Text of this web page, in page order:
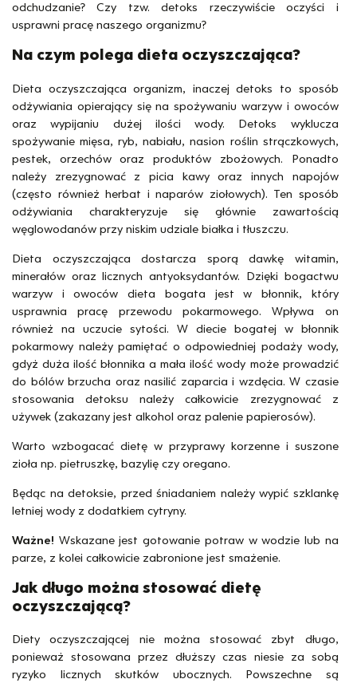
odchudzanie? Czy tzw. detoks rzeczywiście oczyści i
usprawni pracę naszego organizmu?
Na czym polega dieta oczyszczająca?
Dieta oczyszczająca organizm, inaczej detoks to sposób
odżywiania opierający się na spożywaniu warzyw i owoców
oraz wypijaniu dużej ilości wody. Detoks wyklucza
spożywanie mięsa, ryb, nabiału, nasion roślin strączkowych,
pestek, orzechów oraz produktów zbożowych. Ponadto
należy zrezygnować z picia kawy oraz innych napojów
(często również herbat i naparów ziołowych). Ten sposób
odżywiania charakteryzuje się głównie zawartością
węglowodanów przy niskim udziale białka i tłuszczu.
Dieta oczyszczająca dostarcza sporą dawkę witamin,
minerałów oraz licznych antyoksydantów. Dzięki bogactwu
warzyw i owoców dieta bogata jest w błonnik, który
usprawnia pracę przewodu pokarmowego. Wpływa on
również na uczucie sytości. W diecie bogatej w błonnik
pokarmowy należy pamiętać o odpowiedniej podaży wody,
gdyż duża ilość błonnika a mała ilość wody może prowadzić
do bólów brzucha oraz nasilić zaparcia i wzdęcia. W czasie
stosowania detoksu należy całkowicie zrezygnować z
używek (zakazany jest alkohol oraz palenie papierosów).
Warto wzbogacać dietę w przyprawy korzenne i suszone
zioła np. pietruszkę, bazylię czy oregano.
Będąc na detoksie, przed śniadaniem należy wypić szklankę
letniej wody z dodatkiem cytryny.
Ważne! Wskazane jest gotowanie potraw w wodzie lub na
parze, z kolei całkowicie zabronione jest smażenie.
Jak długo można stosować dietę
oczyszczającą?
Diety oczyszczającej nie można stosować zbyt długo,
ponieważ stosowana przez dłuższy czas niesie za sobą
ryzyko licznych skutków ubocznych. Powszechne są